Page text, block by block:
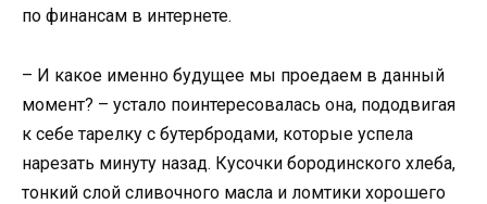
по финансам в интернете.
– И какое именно будущее мы проедаем в данный
момент? – устало поинтересовалась она, пододвигая
к себе тарелку с бутербродами, которые успела
нарезать минуту назад. Кусочки бородинского хлеба,
тонкий слой сливочного масла и ломтики хорошего